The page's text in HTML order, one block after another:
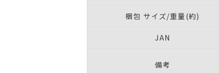
梱包 サイズ/重量(約)
JAN
備考